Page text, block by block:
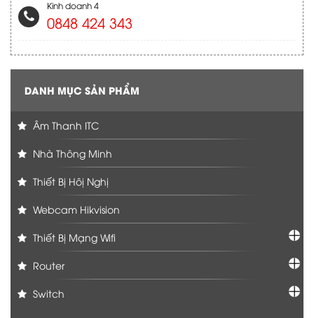
Kinh doanh 4
0848 424 343
DANH MỤC SẢN PHẨM
Âm Thanh ITC
Nhà Thông Minh
Thiết Bị Hôị Nghị
Webcam Hikvision
Thiết Bị Mạng Wifi
Router
Switch